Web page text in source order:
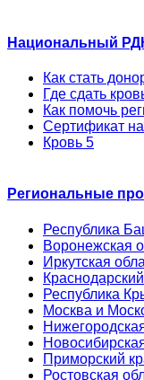
Национальный
Как стать
Где сдать
Как помочь
Сертификат
Кровь 5
Региональные
Республика
Воронежская
Иркутская
Республика
Москва и
Приморский
Ростовская